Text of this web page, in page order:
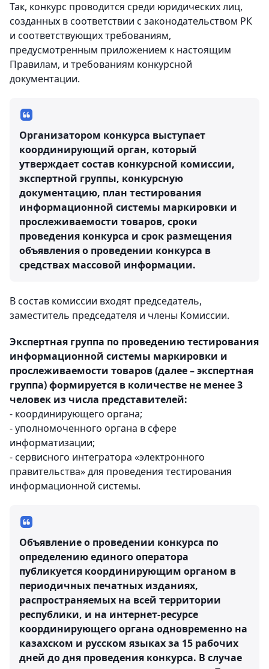
Так, конкурс проводится среди юридических лиц,
созданных в соответствии с законодательством РК
и соответствующих требованиям,
предусмотренным приложением к настоящим
Правилам, и требованиям конкурсной
документации.
Организатором конкурса выступает
координирующий орган, который
утверждает состав конкурсной комиссии,
экспертной группы, конкурсную
документацию, план тестирования
информационной системы маркировки и
прослеживаемости товаров, сроки
проведения конкурса и срок размещения
объявления о проведении конкурса в
средствах массовой информации.
В состав комиссии входят председатель,
заместитель председателя и члены Комиссии.
Экспертная группа по проведению тестирования
информационной системы маркировки и
прослеживаемости товаров (далее – экспертная
группа) формируется в количестве не менее 3
человек из числа представителей:
- координирующего органа;
- уполномоченного органа в сфере
информатизации;
- сервисного интегратора «электронного
правительства» для проведения тестирования
информационной системы.
Объявление о проведении конкурса по
определению единого оператора
публикуется координирующим органом в
периодичных печатных изданиях,
распространяемых на всей территории
республики, и на интернет-ресурсе
координирующего органа одновременно на
казахском и русском языках за 15 рабочих
дней до дня проведения конкурса. В случае